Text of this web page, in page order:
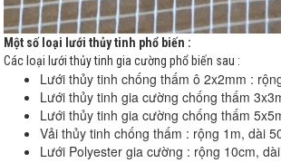
Một số loại lưới thủy tinh phổ biến :
Các loại lưới thủy tinh gia cường phổ biến sau :
Lưới thủy tinh chống thấm ô 2x2mm :
Lưới thủy tinh gia cường chống thấm
Lưới thủy tinh gia cường chống thấm
Vải thủy tinh chống thấm : rộng 1m, dài
Lưới Polyester gia cường : rộng 10cm,